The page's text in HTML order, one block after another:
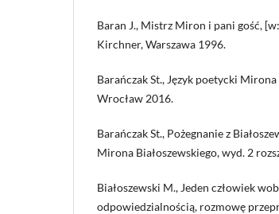
Baran J., Mistrz Miron i pani gość,
Kirchner, Warszawa 1996.
Barańczak St., Język poetycki
Wrocław 2016.
Barańczak St., Pożegnanie z
Mirona Białoszewskiego, wyd. 2
Białoszewski M., Jeden człowiek
odpowiedzialnością, rozmowę